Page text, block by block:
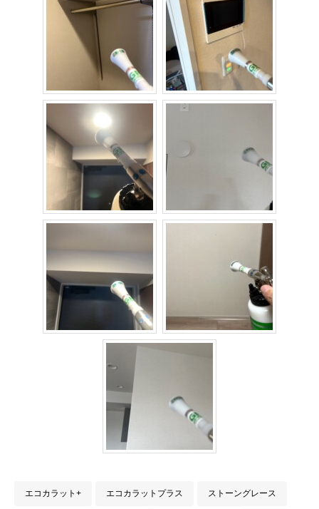
エコカラット+ エコカラットプラス ストーングレース